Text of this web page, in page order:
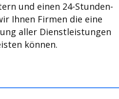
und einen 24-Stunden-
Ihnen Firmen die eine
aller Dienstleistungen
können.